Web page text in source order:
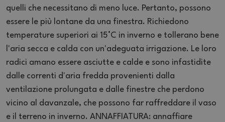
quelli che necessitano di meno luce. Pertanto, possono
essere le più lontane da una finestra. Richiedono
temperature superiori ai 15°C in inverno e tollerano bene
l'aria secca e calda con un'adeguata irrigazione. Le loro
radici amano essere asciutte e calde e sono infastidite
dalle correnti d'aria fredda provenienti dalla
ventilazione prolungata e dalle finestre che perdono
vicino al davanzale, che possono far raffreddare il vaso
e il terreno in inverno. ANNAFFIATURA: annaffiare